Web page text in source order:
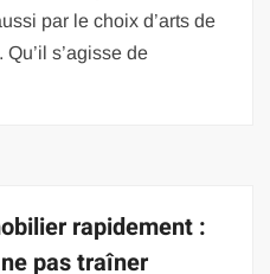
par le choix d’arts de
s’agisse de
rapidement :
pas traîner